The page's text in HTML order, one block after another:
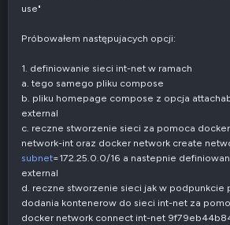
use"
Próbowałem następujacych opcji:
1. definiowanie sieci int-net w ramach
a. tego samego pliku compose
b. pliku homepage compose z opcja
external
c. reczne stworzenie sieci za pomoca
network-int oraz docker network create
subnet=172.25.0.0/16 a nastepnie
external
d. reczne stworzenie sieci jak w podpunkcie
dodania kontenerow do sieci int-net za
docker network connect int-net